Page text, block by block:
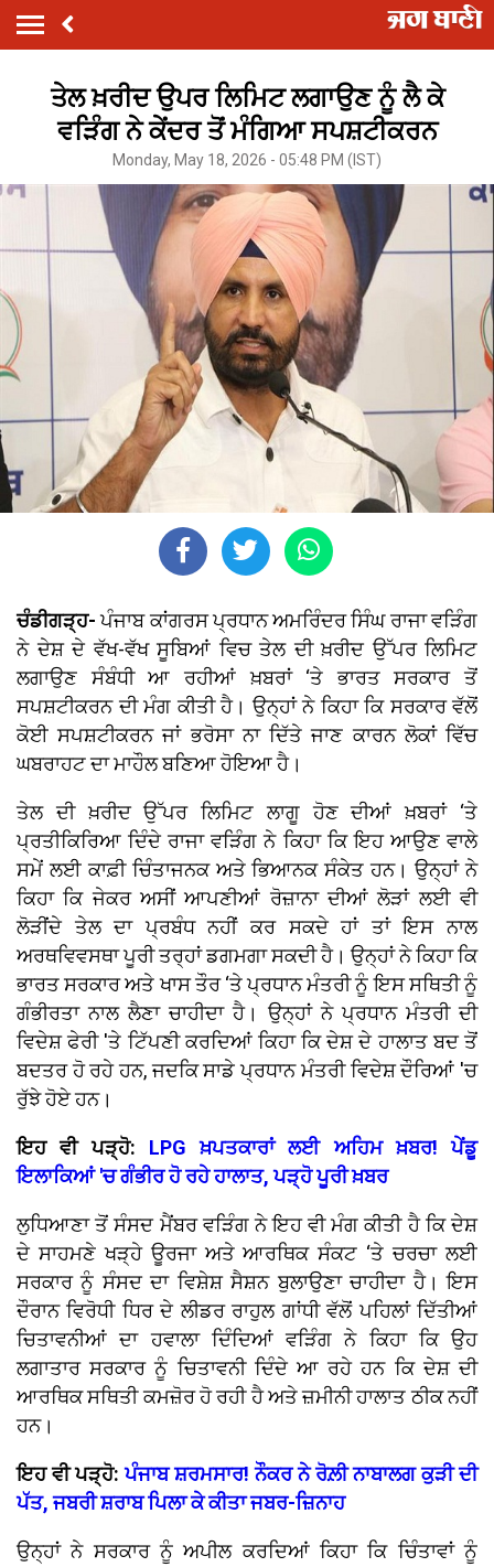
ਤੇਲ ਖ਼ਰੀਦ ਉਪਰ ਲਿਮਿਟ ਲਗਾਉਣ ਨੂੰ ਲੈ ਕੇ
ਵੜਿੰਗ ਨੇ ਕੇਂਦਰ ਤੋਂ ਮੰਗਿਆ ਸਪਸ਼ਟੀਕਰਨ
Monday, May 18, 2026 - 05:48 PM (IST)
ਚੰਡੀਗੜ੍ਹ-ਪੰਜਾਬ ਕਾਂਗਰਸ ਪ੍ਰਧਾਨ ਅਮਰਿੰਦਰ ਸਿੰਘ ਰਾਜਾ ਵੜਿੰਗ
ਨੇ ਦੇਸ਼ ਦੇ ਵੱਖ-ਵੱਖ ਸੂਬਿਆਂ ਵਿਚ ਤੇਲ ਦੀ ਖ਼ਰੀਦ ਉੱਪਰ ਲਿਮਿਟ
ਲਗਾਉਣ ਸੰਬੰਧੀ ਆ ਰਹੀਆਂ ਖ਼ਬਰਾਂ ‘ਤੇ ਭਾਰਤ ਸਰਕਾਰ ਤੋਂ
ਸਪਸ਼ਟੀਕਰਨ ਦੀ ਮੰਗ ਕੀਤੀ ਹੈ। ਉਨ੍ਹਾਂ ਨੇ ਕਿਹਾ ਕਿ ਸਰਕਾਰ ਵੱਲੋਂ
ਕੋਈ ਸਪਸ਼ਟੀਕਰਨ ਜਾਂ ਭਰੋਸਾ ਨਾ ਦਿੱਤੇ ਜਾਣ ਕਾਰਨ ਲੋਕਾਂ ਵਿੱਚ
ਘਬਰਾਹਟ ਦਾ ਮਾਹੌਲ ਬਣਿਆ ਹੋਇਆ ਹੈ।
ਤੇਲ ਦੀ ਖ਼ਰੀਦ ਉੱਪਰ ਲਿਮਿਟ ਲਾਗੂ ਹੋਣ ਦੀਆਂ ਖ਼ਬਰਾਂ ‘ਤੇ
ਪ੍ਰਤੀਕਿਰਿਆ ਦਿੰਦੇ ਰਾਜਾ ਵੜਿੰਗ ਨੇ ਕਿਹਾ ਕਿ ਇਹ ਆਉਣ ਵਾਲੇ
ਸਮੇਂ ਲਈ ਕਾਫ਼ੀ ਚਿੰਤਾਜਨਕ ਅਤੇ ਭਿਆਨਕ ਸੰਕੇਤ ਹਨ। ਉਨ੍ਹਾਂ ਨੇ
ਕਿਹਾ ਕਿ ਜੇਕਰ ਅਸੀਂ ਆਪਣੀਆਂ ਰੋਜ਼ਾਨਾ ਦੀਆਂ ਲੋੜਾਂ ਲਈ ਵੀ
ਲੋੜੀਂਦੇ ਤੇਲ ਦਾ ਪ੍ਰਬੰਧ ਨਹੀਂ ਕਰ ਸਕਦੇ ਹਾਂ ਤਾਂ ਇਸ ਨਾਲ
ਅਰਥਵਿਵਸਥਾ ਪੂਰੀ ਤਰ੍ਹਾਂ ਡਗਮਗਾ ਸਕਦੀ ਹੈ। ਉਨ੍ਹਾਂ ਨੇ ਕਿਹਾ ਕਿ
ਭਾਰਤ ਸਰਕਾਰ ਅਤੇ ਖਾਸ ਤੌਰ ‘ਤੇ ਪ੍ਰਧਾਨ ਮੰਤਰੀ ਨੂੰ ਇਸ ਸਥਿਤੀ ਨੂੰ
ਗੰਭੀਰਤਾ ਨਾਲ ਲੈਣਾ ਚਾਹੀਦਾ ਹੈ। ਉਨ੍ਹਾਂ ਨੇ ਪ੍ਰਧਾਨ ਮੰਤਰੀ ਦੀ
ਵਿਦੇਸ਼ ਫੇਰੀ 'ਤੇ ਟਿੱਪਣੀ ਕਰਦਿਆਂ ਕਿਹਾ ਕਿ ਦੇਸ਼ ਦੇ ਹਾਲਾਤ ਬਦ ਤੋਂ
ਬਦਤਰ ਹੋ ਰਹੇ ਹਨ, ਜਦਕਿ ਸਾਡੇ ਪ੍ਰਧਾਨ ਮੰਤਰੀ ਵਿਦੇਸ਼ ਦੌਰਿਆਂ 'ਚ
ਰੁੱਝੇ ਹੋਏ ਹਨ।
ਇਹ ਵੀ ਪੜ੍ਹੋ: LPG ਖ਼ਪਤਕਾਰਾਂ ਲਈ ਅਹਿਮ ਖ਼ਬਰ! ਪੇਂਡੂ
ਇਲਾਕਿਆਂ 'ਚ ਗੰਭੀਰ ਹੋ ਰਹੇ ਹਾਲਾਤ, ਪੜ੍ਹੋ ਪੂਰੀ ਖ਼ਬਰ
ਲੁਧਿਆਣਾ ਤੋਂ ਸੰਸਦ ਮੈਂਬਰ ਵੜਿੰਗ ਨੇ ਇਹ ਵੀ ਮੰਗ ਕੀਤੀ ਹੈ ਕਿ ਦੇਸ਼
ਦੇ ਸਾਹਮਣੇ ਖੜ੍ਹੇ ਊਰਜਾ ਅਤੇ ਆਰਥਿਕ ਸੰਕਟ ‘ਤੇ ਚਰਚਾ ਲਈ
ਸਰਕਾਰ ਨੂੰ ਸੰਸਦ ਦਾ ਵਿਸ਼ੇਸ਼ ਸੈਸ਼ਨ ਬੁਲਾਉਣਾ ਚਾਹੀਦਾ ਹੈ। ਇਸ
ਦੌਰਾਨ ਵਿਰੋਧੀ ਧਿਰ ਦੇ ਲੀਡਰ ਰਾਹੁਲ ਗਾਂਧੀ ਵੱਲੋਂ ਪਹਿਲਾਂ ਦਿੱਤੀਆਂ
ਚਿਤਾਵਨੀਆਂ ਦਾ ਹਵਾਲਾ ਦਿੰਦਿਆਂ ਵੜਿੰਗ ਨੇ ਕਿਹਾ ਕਿ ਉਹ
ਲਗਾਤਾਰ ਸਰਕਾਰ ਨੂੰ ਚਿਤਾਵਨੀ ਦਿੰਦੇ ਆ ਰਹੇ ਹਨ ਕਿ ਦੇਸ਼ ਦੀ
ਆਰਥਿਕ ਸਥਿਤੀ ਕਮਜ਼ੋਰ ਹੋ ਰਹੀ ਹੈ ਅਤੇ ਜ਼ਮੀਨੀ ਹਾਲਾਤ ਠੀਕ ਨਹੀਂ
ਹਨ।
ਇਹ ਵੀ ਪੜ੍ਹੋ:ਪੰਜਾਬ ਸ਼ਰਮਸਾਰ! ਨੌਕਰ ਨੇ ਰੋਲ਼ੀ ਨਾਬਾਲਗ ਕੁੜੀ ਦੀ
ਪੱਤ, ਜਬਰੀ ਸ਼ਰਾਬ ਪਿਲਾ ਕੇ ਕੀਤਾ ਜਬਰ-ਜ਼ਿਨਾਹ
ਉਨ੍ਹਾਂ ਨੇ ਸਰਕਾਰ ਨੂੰ ਅਪੀਲ ਕਰਦਿਆਂ ਕਿਹਾ ਕਿ ਚਿੰਤਾਵਾਂ ਨੂੰ